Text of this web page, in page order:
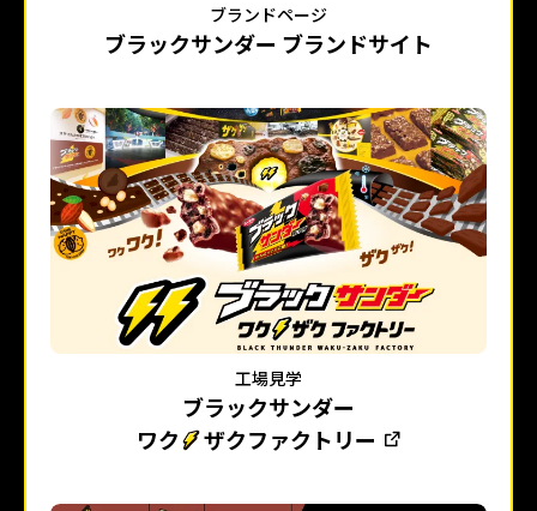
ブランドページ
ブラックサンダー ブランドサイト
工場見学
ブラックサンダー
ワク
ザクファクトリー